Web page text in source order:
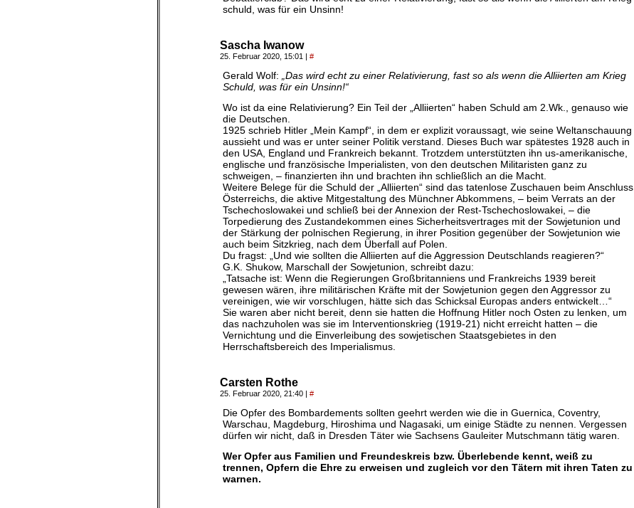
schuld, was für ein Unsinn!
Sascha Iwanow
25. Februar 2020, 15:01 #
Gerald Wolf: „Das wird echt zu einer Relativierung, fast so als wenn die Alliierten am Krieg
Schuld, was für ein Unsinn!“
Wo ist da eine Relativierung? Ein Teil der „Alliierten“ haben Schuld am 2.Wk., genauso wie
die Deutschen.
1925 schrieb Hitler „Mein Kampf“, in dem er explizit voraussagt, wie seine Weltanschauung
aussieht und was er unter seiner Politik verstand. Dieses Buch war spätestes 1928 auch in
den USA, England und Frankreich bekannt. Trotzdem unterstützten ihn us-amerikanische,
englische und französische Imperialisten, von den deutschen Militaristen ganz zu
schweigen, – finanzierten ihn und brachten ihn schließlich an die Macht.
Weitere Belege für die Schuld der „Alliierten“ sind das tatenlose Zuschauen beim Anschluss
Österreichs, die aktive Mitgestaltung des Münchner Abkommens, – beim Verrats an der
Tschechoslowakei und schließ bei der Annexion der Rest-Tschechoslowakei, – die
Torpedierung des Zustandekommen eines Sicherheitsvertrages mit der Sowjetunion und
der Stärkung der polnischen Regierung, in ihrer Position gegenüber der Sowjetunion wie
auch beim Sitzkrieg, nach dem Überfall auf Polen.
Du fragst: „Und wie sollten die Alliierten auf die Aggression Deutschlands reagieren?“
G.K. Shukow, Marschall der Sowjetunion, schreibt dazu:
„Tatsache ist: Wenn die Regierungen Großbritanniens und Frankreichs 1939 bereit
gewesen wären, ihre militärischen Kräfte mit der Sowjetunion gegen den Aggressor zu
vereinigen, wie wir vorschlugen, hätte sich das Schicksal Europas anders entwickelt…“
Sie waren aber nicht bereit, denn sie hatten die Hoffnung Hitler noch Osten zu lenken, um
das nachzuholen was sie im Interventionskrieg (1919-21) nicht erreicht hatten – die
Vernichtung und die Einverleibung des sowjetischen Staatsgebietes in den
Herrschaftsbereich des Imperialismus.
Carsten Rothe
25. Februar 2020, 21:40 #
Die Opfer des Bombardements sollten geehrt werden wie die in Guernica, Coventry,
Warschau, Magdeburg, Hiroshima und Nagasaki, um einige Städte zu nennen. Vergessen
dürfen wir nicht, daß in Dresden Täter wie Sachsens Gauleiter Mutschmann tätig waren.
Wer Opfer aus Familien und Freundeskreis bzw. Überlebende kennt, weiß zu
trennen, Opfern die Ehre zu erweisen und zugleich vor den Tätern mit ihren Taten zu
warnen.